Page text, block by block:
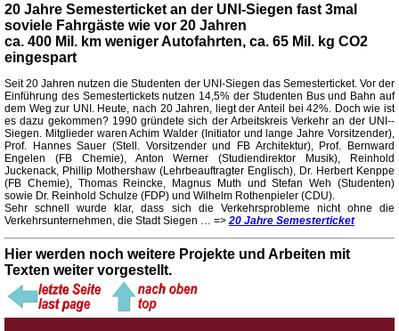
20 Jahre Semesterticket an der UNI-Siegen fast 3mal
soviele Fahrgäste wie vor 20 Jahren
ca. 400 Mil. km weniger Autofahrten, ca. 65 Mil. kg CO2
eingespart
Seit 20 Jahren nutzen die Studenten der UNI-Siegen das Semesterticket. Vor der
Einführung des Semestertickets nutzen 14,5% der Studenten Bus und Bahn auf
dem Weg zur UNI. Heute, nach 20 Jahren, liegt der Anteil bei 42%. Doch wie ist
es dazu gekommen? 1990 gründete sich der Arbeitskreis Verkehr an der UNI--
Siegen. Mitglieder waren Achim Walder (Initiator und lange Jahre Vorsitzender),
Prof. Hannes Sauer (Stell. Vorsitzender und FB Architektur), Prof. Bernward
Engelen (FB Chemie), Anton Werner (Studiendirektor Musik), Reinhold
Juckenack, Phillip Mothershaw (Lehrbeauftragter Englisch), Dr. Herbert Kenppe
(FB Chemie), Thomas Reincke, Magnus Muth und Stefan Weh (Studenten)
sowie Dr. Reinhold Schulze (FDP) und Wilhelm Rothenpieler (CDU).
Sehr schnell wurde klar, dass sich die Verkehrsprobleme nicht ohne die
Verkehrsunternehmen, die Stadt Siegen … =>20 Jahre Semesterticket
Hier werden noch weitere Projekte und Arbeiten mit
Texten weiter vorgestellt.